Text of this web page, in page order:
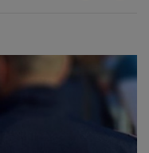
e
b
o
o